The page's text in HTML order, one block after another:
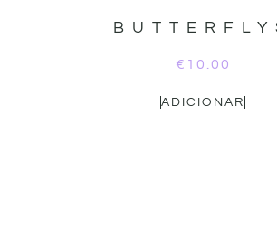
€ 10.00
ADICIONAR